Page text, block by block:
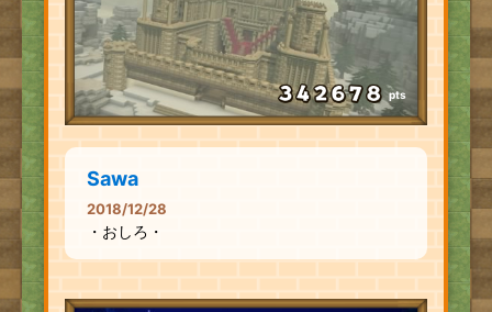
pts
Sawa
2018/12/28
・おしろ・